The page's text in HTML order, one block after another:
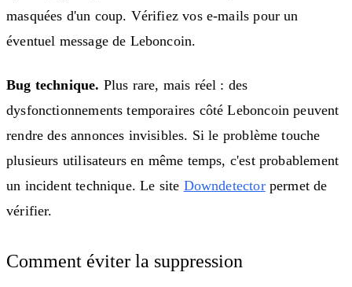
masquées d'un coup. Vérifiez vos e-mails pour un
éventuel message de Leboncoin.
Bug technique. Plus rare, mais réel : des
dysfonctionnements temporaires côté Leboncoin peuvent
rendre des annonces invisibles. Si le problème touche
plusieurs utilisateurs en même temps, c'est probablement
un incident technique. Le site Downdetectorpermet de
vérifier.
Comment éviter la suppression